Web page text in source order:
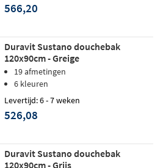
566,20
Duravit Sustano douchebak
120x90cm - Greige
19 afmetingen
6 kleuren
Levertijd: 6 - 7 weken
526,08
Duravit Sustano douchebak
120x90cm - Grijs